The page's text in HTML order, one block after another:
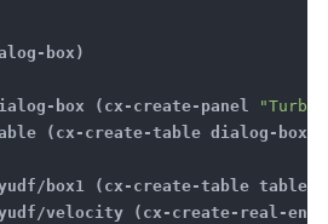
box)
(cx-create-panel
create-table dialog-box
(cx-create-table table
(cx-create-real-entry